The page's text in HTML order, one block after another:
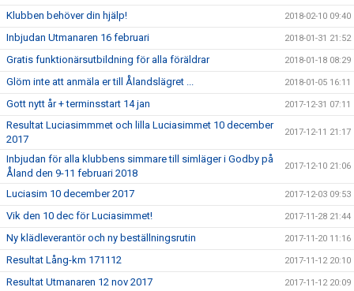
Klubben behöver din hjälp! 2018-02-10 09:40
Inbjudan Utmanaren 16 februari 2018-01-31 21:52
Gratis funktionärsutbildning för alla föräldrar 2018-01-18 08:29
Glöm inte att anmäla er till Ålandslägret ... 2018-01-05 16:11
Gott nytt år + terminsstart 14 jan 2017-12-31 07:11
Resultat Luciasimmmet och lilla Luciasimmet 10 december
2017
2017-12-11 21:17
Inbjudan för alla klubbens simmare till simläger i Godby på
Åland den 9-11 februari 2018
2017-12-10 21:06
Luciasim 10 december 2017 2017-12-03 09:53
Vik den 10 dec för Luciasimmet! 2017-11-28 21:44
Ny klädleverantör och ny beställningsrutin 2017-11-20 11:16
Resultat Lång-km 171112 2017-11-12 20:10
Resultat Utmanaren 12 nov 2017 2017-11-12 20:09